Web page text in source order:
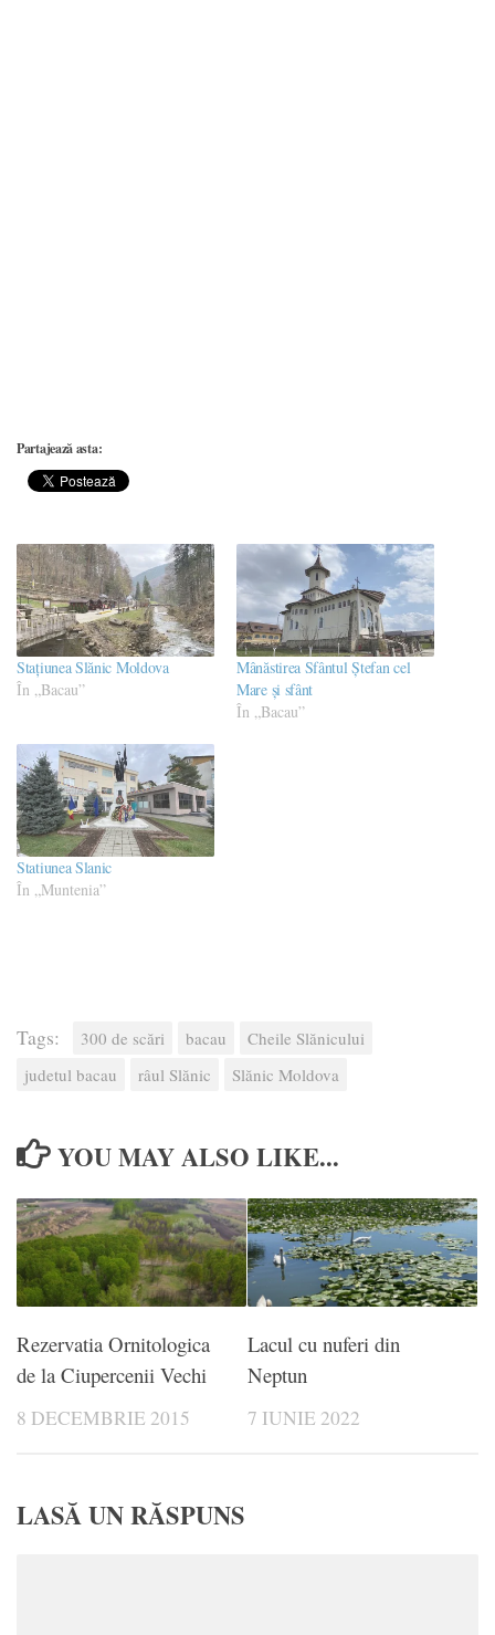
Partajează asta:
Stațiunea Slănic Moldova
În „Bacau”
Mânăstirea Sfântul Ștefan cel
Mare și sfânt
În „Bacau”
Statiunea Slanic
În „Muntenia”
Tags: 300 de scări bacau
Cheile Slănicului
judetul bacau
râul Slănic Slănic Moldova
YOU MAY ALSO LIKE...
Rezervatia Ornitologica
de la Ciupercenii Vechi
8 DECEMBRIE 2015
Lacul cu nuferi din
Neptun
7 IUNIE 2022
LASĂ UN RĂSPUNS